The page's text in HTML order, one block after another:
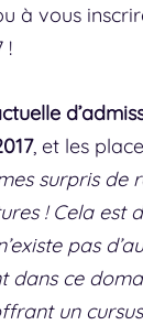
à vous
!
, et les
surpris de
! Cela est
pas
dans ce
un cursus